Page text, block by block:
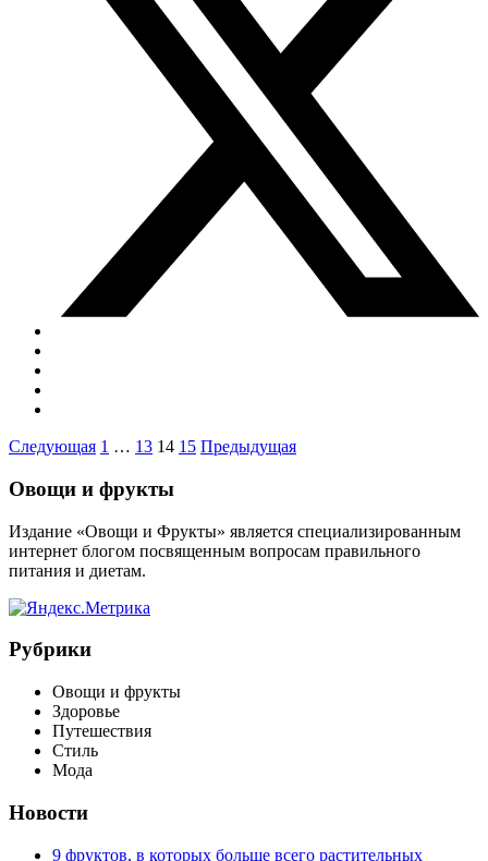
Пагинация
записей
Следующая 1 … 13 14 15 Предыдущая
Виджеты
Овощи и фрукты
Издание «Овощи и Фрукты» является специализированным
интернет блогом посвященным вопросам правильного
питания и диетам.
Рубрики
Овощи и фрукты
Здоровье
Путешествия
Стиль
Мода
Новости
9 фруктов, в которых больше всего растительных